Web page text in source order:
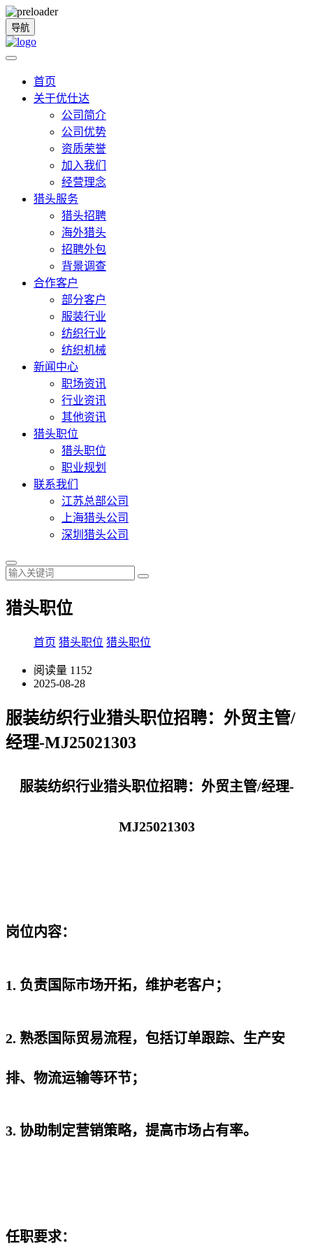
导航
首页
关于优仕达
公司简介
公司优势
资质荣誉
加入我们
经营理念
猎头服务
猎头招聘
海外猎头
招聘外包
背景调查
合作客户
部分客户
服装行业
纺织行业
纺织机械
新闻中心
职场资讯
行业资讯
其他资讯
猎头职位
猎头职位
职业规划
联系我们
江苏总部公司
上海猎头公司
深圳猎头公司
猎头职位
首页 猎头职位 猎头职位
阅读量 1152
2025-08-28
服装纺织行业猎头职位招聘：​外贸主管/
经理-MJ25021303
服装纺织行业猎头职位招聘： 外贸主管/经理-
MJ25021303
岗位内容：
1. 负责国际市场开拓，维护老客户；
2. 熟悉国际贸易流程，包括订单跟踪、生产安
排、物流运输等环节；
3. 协助制定营销策略，提高市场占有率。
任职要求：